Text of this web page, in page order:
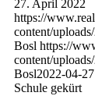
27. April 2022
https://
content/
Bosl https://
content/
Bosl2022-04-
Schule gekürt